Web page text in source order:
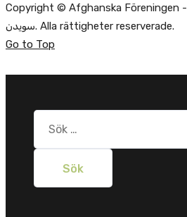
Copyright © Afghanska Föreningen - انجمن افغانها در
سویدن. Alla rättigheter reserverade.
Go to Top
Sök
efter: